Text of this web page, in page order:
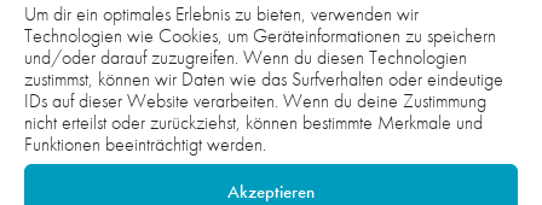
Um dir ein optimales Erlebnis zu bieten, verwenden wir
Technologien wie Cookies, um Geräteinformationen zu speichern
und/oder darauf zuzugreifen. Wenn du diesen Technologien
zustimmst, können wir Daten wie das Surfverhalten oder eindeutige
IDs auf dieser Website verarbeiten. Wenn du deine Zustimmung
nicht erteilst oder zurückziehst, können bestimmte Merkmale und
Funktionen beeinträchtigt werden.
Akzeptieren
7. AUGUST 2026
INKLUSION IM ALLTAG MITDENKEN
PROJEKTE